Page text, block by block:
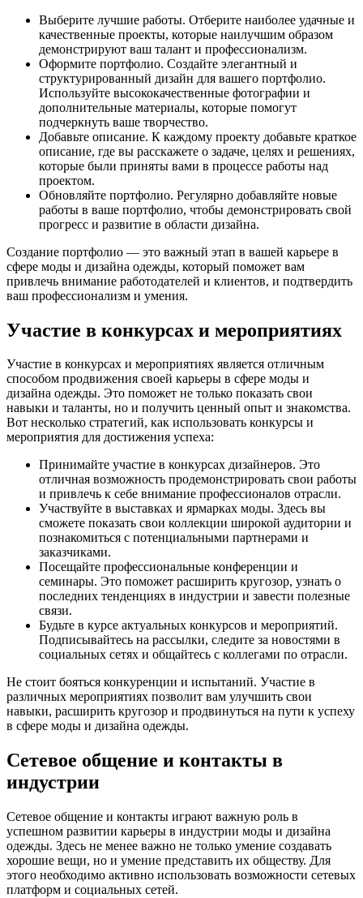
Выберите лучшие работы. Отберите наиболее удачные и
качественные проекты, которые наилучшим образом
демонстрируют ваш талант и профессионализм.
Оформите портфолио. Создайте элегантный и
структурированный дизайн для вашего портфолио.
Используйте высококачественные фотографии и
дополнительные материалы, которые помогут
подчеркнуть ваше творчество.
Добавьте описание. К каждому проекту добавьте краткое
описание, где вы расскажете о задаче, целях и решениях,
которые были приняты вами в процессе работы над
проектом.
Обновляйте портфолио. Регулярно добавляйте новые
работы в ваше портфолио, чтобы демонстрировать свой
прогресс и развитие в области дизайна.
Создание портфолио — это важный этап в вашей карьере в
сфере моды и дизайна одежды, который поможет вам
привлечь внимание работодателей и клиентов, и подтвердить
ваш профессионализм и умения.
Участие в конкурсах и мероприятиях
Участие в конкурсах и мероприятиях является отличным
способом продвижения своей карьеры в сфере моды и
дизайна одежды. Это поможет не только показать свои
навыки и таланты, но и получить ценный опыт и знакомства.
Вот несколько стратегий, как использовать конкурсы и
мероприятия для достижения успеха:
Принимайте участие в конкурсах дизайнеров. Это
отличная возможность продемонстрировать свои работы
и привлечь к себе внимание профессионалов отрасли.
Участвуйте в выставках и ярмарках моды. Здесь вы
сможете показать свои коллекции широкой аудитории и
познакомиться с потенциальными партнерами и
заказчиками.
Посещайте профессиональные конференции и
семинары. Это поможет расширить кругозор, узнать о
последних тенденциях в индустрии и завести полезные
связи.
Будьте в курсе актуальных конкурсов и мероприятий.
Подписывайтесь на рассылки, следите за новостями в
социальных сетях и общайтесь с коллегами по отрасли.
Не стоит бояться конкуренции и испытаний. Участие в
различных мероприятиях позволит вам улучшить свои
навыки, расширить кругозор и продвинуться на пути к успеху
в сфере моды и дизайна одежды.
Сетевое общение и контакты в
индустрии
Сетевое общение и контакты играют важную роль в
успешном развитии карьеры в индустрии моды и дизайна
одежды. Здесь не менее важно не только умение создавать
хорошие вещи, но и умение представить их обществу. Для
этого необходимо активно использовать возможности сетевых
платформ и социальных сетей.